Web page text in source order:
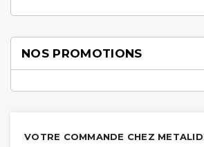
NOS PROMOTIONS
VOTRE COMMANDE CHEZ